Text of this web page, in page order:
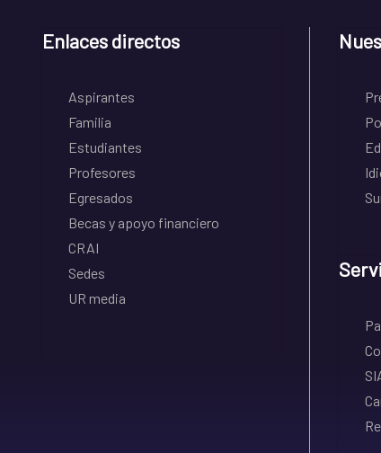
Enlaces directos
Aspirantes
Familia
Estudiantes
Profesores
Egresados
Becas y apoyo financiero
CRAI
Sedes
UR media